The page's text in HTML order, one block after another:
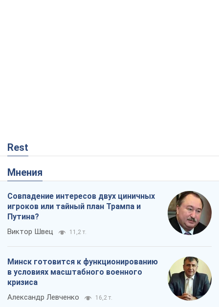
Rest
Мнения
Совпадение интересов двух циничных
игроков или тайный план Трампа и
Путина?
Виктор Швец 11,2 т.
Минск готовится к функционированию
в условиях масштабного военного
кризиса
Александр Левченко 16,2 т.